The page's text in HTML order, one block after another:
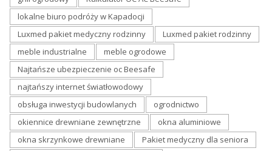
lokalne biuro podróży w Kapadocji
Luxmed pakiet medyczny rodzinny
Luxmed pakiet rodzinny
meble industrialne
meble ogrodowe
Najtańsze ubezpieczenie oc Beesafe
najtańszy internet światłowodowy
obsługa inwestycji budowlanych
ogrodnictwo
okiennice drewniane zewnętrzne
okna aluminiowe
okna skrzynkowe drewniane
Pakiet medyczny dla seniora